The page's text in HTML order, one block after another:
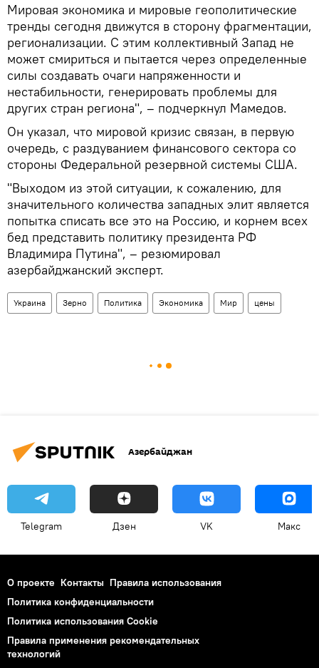
Мировая экономика и мировые геополитические
тренды сегодня движутся в сторону фрагментации,
регионализации. С этим коллективный Запад не
может смириться и пытается через определенные
силы создавать очаги напряженности и
нестабильности, генерировать проблемы для
других стран региона", – подчеркнул Мамедов.
Он указал, что мировой кризис связан, в первую
очередь, с раздуванием финансового сектора со
стороны Федеральной резервной системы США.
"Выходом из этой ситуации, к сожалению, для
значительного количества западных элит является
попытка списать все это на Россию, и корнем всех
бед представить политику президента РФ
Владимира Путина", – резюмировал
азербайджанский эксперт.
Украина Зерно Политика Экономика Мир цены
Азербайджан
Telegram Дзен VK Макс
О проекте Контакты Правила использования
Политика конфиденциальности
Политика использования Cookie
Правила применения рекомендательных
технологий